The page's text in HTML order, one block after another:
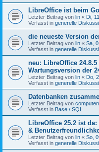
LibreOffice ist beim
Letzter Beitrag von lin « Di,
Verfasst in generelle
die neueste Version
Letzter Beitrag von lin « Sa,
Verfasst in generelle
neu: LibreOffice
Wartungsversion der
Letzter Beitrag von lin « Do,
Verfasst in generelle
Datenbanken
Letzter Beitrag von
Verfasst in Base / SQL
LibreOffice 25.2 ist
&
Letzter Beitrag von lin « So,
Verfasst in generelle